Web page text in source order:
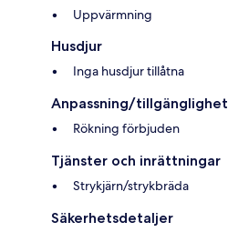
Uppvärmning
Husdjur
Inga husdjur tillåtna
Anpassning/tillgänglighet
Rökning förbjuden
Tjänster och inrättningar
Strykjärn/strykbräda
Säkerhetsdetaljer